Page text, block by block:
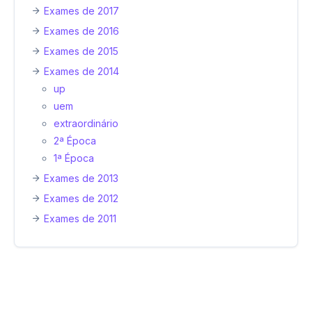
Exames de 2017
Exames de 2016
Exames de 2015
Exames de 2014
up
uem
extraordinário
2ª Época
1ª Época
Exames de 2013
Exames de 2012
Exames de 2011